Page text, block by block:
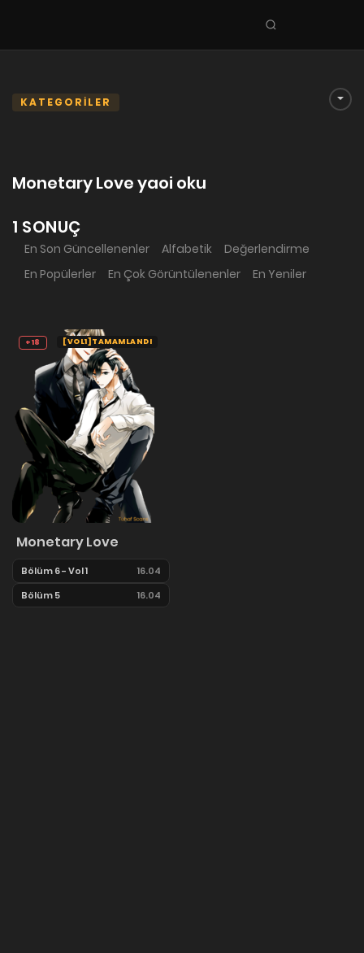
Seri
ara
En Sevilenler
Planlanan Seriler
TÜRLER
Tüm Türler
Yuri
KATEGORİLER
Monetary Love yaoi oku
1 SONUÇ
En Son Güncellenenler Alfabetik
Değerlendirme
En Popülerler
En Çok Görüntülenenler En Yeniler
+18 [VOL1]TAMAMLANDI
Monetary Love
Bölüm 6 - Vol 1
16.04
Bölüm 5
16.04